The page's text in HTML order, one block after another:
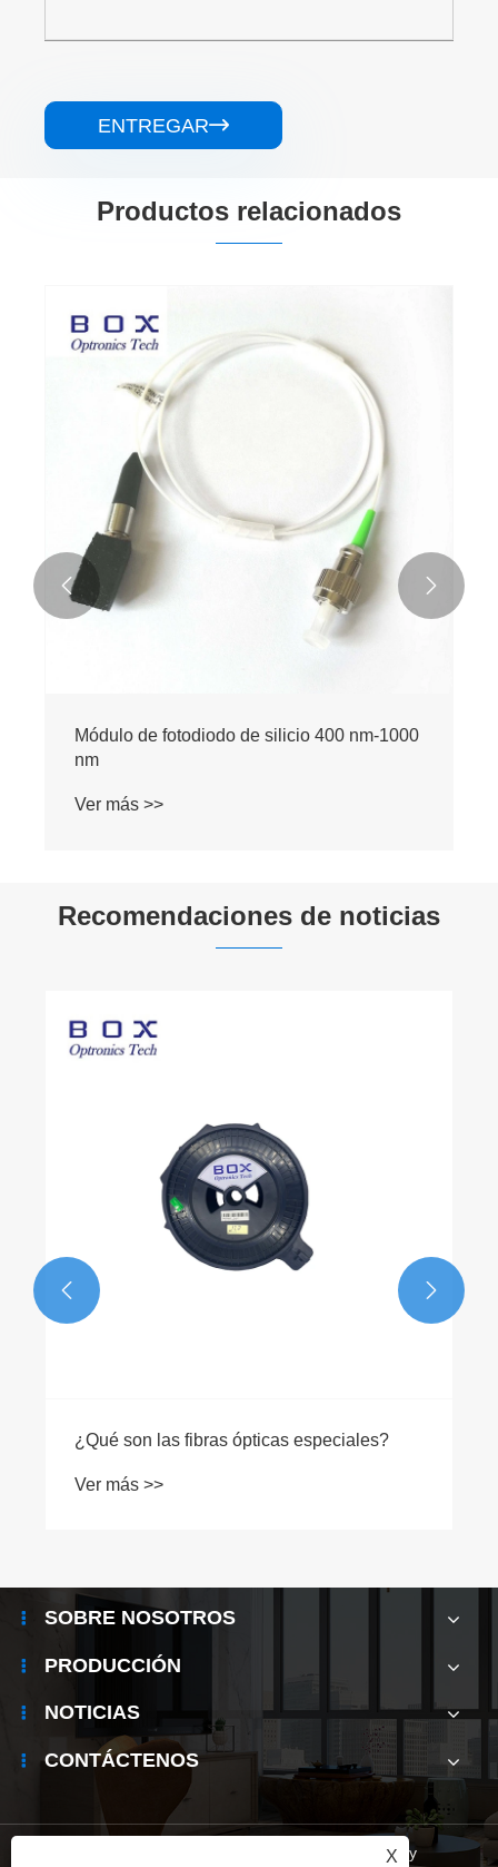
ENTREGAR
Productos relacionados
Módulo de fotodiodo de silicio 400 nm-1000
nm
Ver más >>
 
Recomendaciones de noticias
Principios y aplicaciones de los
 
SOBRE NOSOTROS
PRODUCCIÓN
NOTICIAS
CONTÁCTENOS
Privacy Policy
X